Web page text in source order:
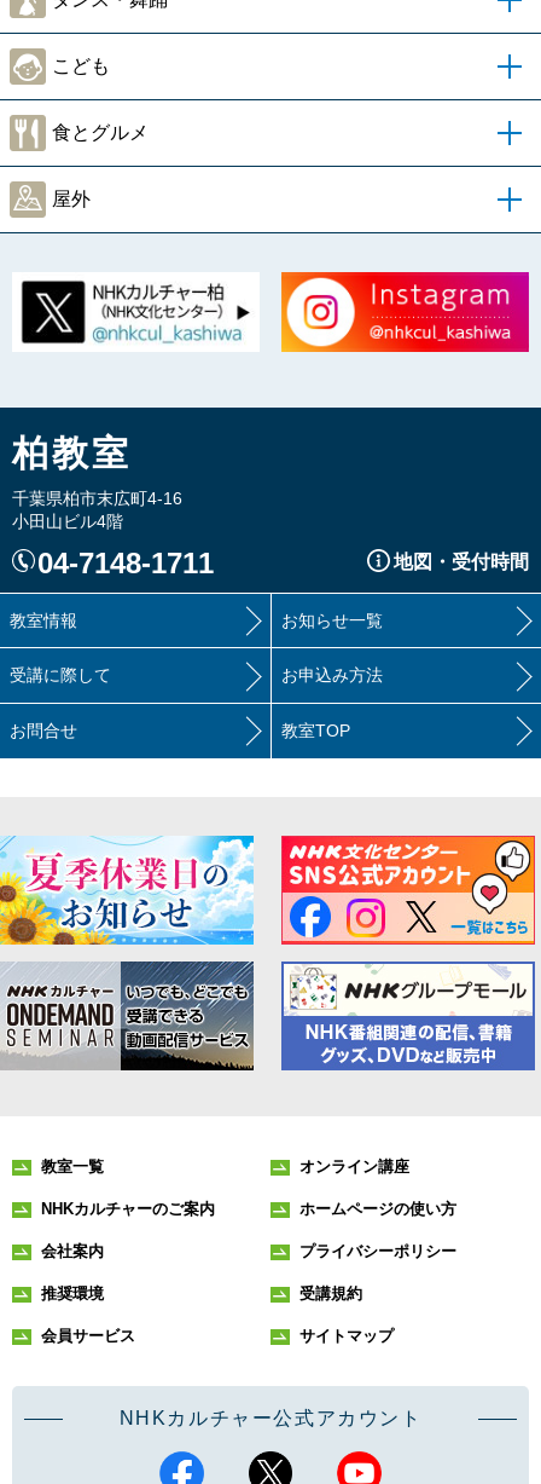
こども
食とグルメ
屋外
柏教室
千葉県柏市末広町4-16
小田山ビル4階
04-7148-1711 地図・受付時間
教室情報 お知らせ一覧
受講に際して お申込み方法
お問合せ 教室TOP
教室一覧 オンライン講座
NHKカルチャーのご案内 ホームページの使い方
会社案内 プライバシーポリシー
推奨環境 受講規約
会員サービス サイトマップ
NHKカルチャー公式アカウント